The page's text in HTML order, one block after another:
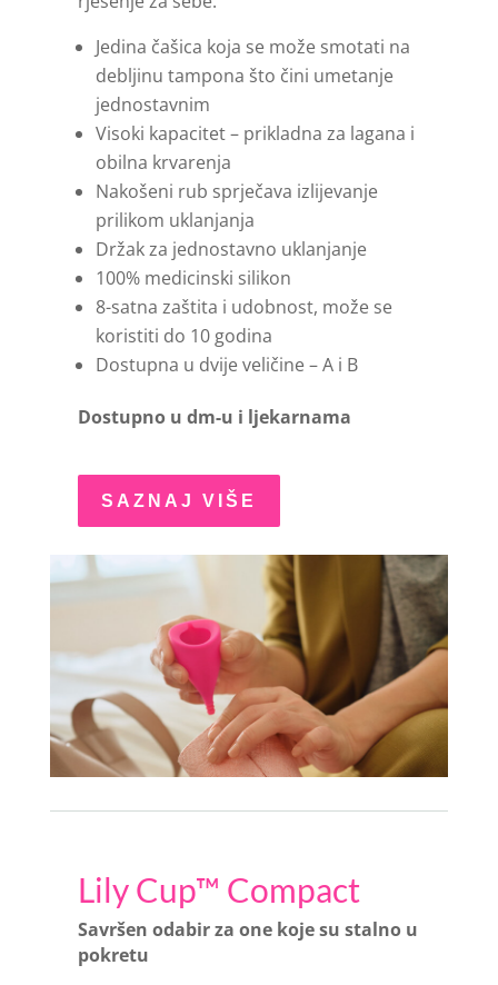
Jedina čašica koja se može smotati na
debljinu tampona što čini umetanje
jednostavnim
Visoki kapacitet – prikladna za lagana i
obilna krvarenja
Nakošeni rub sprječava izlijevanje
prilikom uklanjanja
Držak za jednostavno uklanjanje
100% medicinski silikon
8-satna zaštita i udobnost, može se
koristiti do 10 godina
Dostupna u dvije veličine – A i B
Dostupno u dm-u i ljekarnama
SAZNAJ VIŠE
Lily Cup™ Compact
Savršen odabir za one koje su stalno u
pokretu